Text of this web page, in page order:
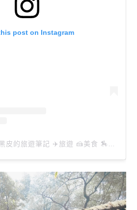
post on Instagram